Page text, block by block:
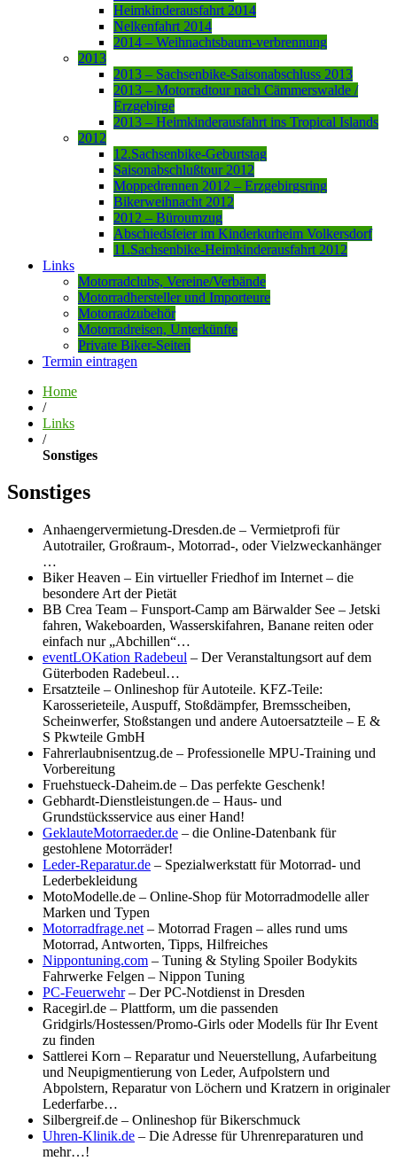
Heimkinderausfahrt 2014
Nelkenfahrt 2014
2014 – Weihnachtsbaum-verbrennung
2013
2013 – Sachsenbike-Saisonabschluss 2013
2013 – Motorradtour nach Cämmerswalde /
Erzgebirge
2013 – Heimkinderausfahrt ins Tropical Islands
2012
12.Sachsenbike-Geburtstag
Saisonabschlußtour 2012
Moppedrennen 2012 – Erzgebirgsring
Bikerweihnacht 2012
2012 – Büroumzug
Abschiedsfeier im Kinderkurheim Volkersdorf
11.Sachsenbike-Heimkinderausfahrt 2012
Links
Motorradclubs, Vereine/Verbände
Motorradhersteller und Importeure
Motorradzubehör
Motorradreisen, Unterkünfte
Private Biker-Seiten
Termin eintragen
Home
/
Links
/
Sonstiges
Sonstiges
Anhaengervermietung-Dresden.de – Vermietprofi für
Autotrailer, Großraum-, Motorrad-, oder Vielzweckanhänger
…
Biker Heaven – Ein virtueller Friedhof im Internet – die
besondere Art der Pietät
BB Crea Team – Funsport-Camp am Bärwalder See – Jetski
fahren, Wakeboarden, Wasserskifahren, Banane reiten oder
einfach nur „Abchillen“…
eventLOKation Radebeul – Der Veranstaltungsort auf dem
Güterboden Radebeul…
Ersatzteile – Onlineshop für Autoteile. KFZ-Teile:
Karosserieteile, Auspuff, Stoßdämpfer, Bremsscheiben,
Scheinwerfer, Stoßstangen und andere Autoersatzteile – E &
S Pkwteile GmbH
Fahrerlaubnisentzug.de – Professionelle MPU-Training und
Vorbereitung
Fruehstueck-Daheim.de – Das perfekte Geschenk!
Gebhardt-Dienstleistungen.de – Haus- und
Grundstücksservice aus einer Hand!
GeklauteMotorraeder.de – die Online-Datenbank für
gestohlene Motorräder!
Leder-Reparatur.de – Spezialwerkstatt für Motorrad- und
Lederbekleidung
MotoModelle.de – Online-Shop für Motorradmodelle aller
Marken und Typen
Motorradfrage.net – Motorrad Fragen – alles rund ums
Motorrad, Antworten, Tipps, Hilfreiches
Nippontuning.com – Tuning & Styling Spoiler Bodykits
Fahrwerke Felgen – Nippon Tuning
PC-Feuerwehr– Der PC-Notdienst in Dresden
Racegirl.de – Plattform, um die passenden
Gridgirls/Hostessen/Promo-Girls oder Modells für Ihr Event
zu finden
Sattlerei Korn – Reparatur und Neuerstellung, Aufarbeitung
und Neupigmentierung von Leder, Aufpolstern und
Abpolstern, Reparatur von Löchern und Kratzern in originaler
Lederfarbe…
Silbergreif.de – Onlineshop für Bikerschmuck
Uhren-Klinik.de – Die Adresse für Uhrenreparaturen und
mehr…!